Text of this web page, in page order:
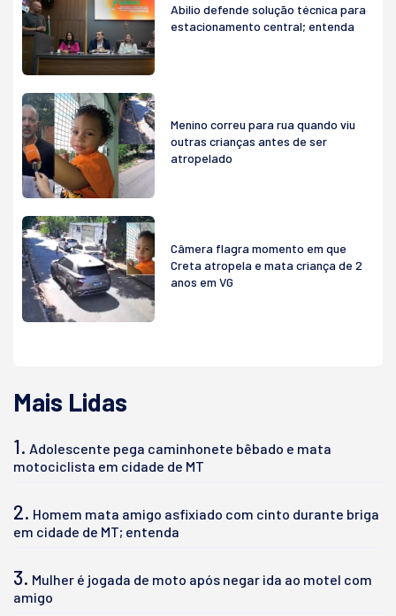
Abilio defende solução técnica para
estacionamento central; entenda
Menino correu para rua quando viu
outras crianças antes de ser
atropelado
Câmera flagra momento em que
Creta atropela e mata criança de 2
anos em VG
Mais Lidas
1. Adolescente pega caminhonete bêbado e mata
motociclista em cidade de MT
2. Homem mata amigo asfixiado com cinto durante briga
em cidade de MT; entenda
3. Mulher é jogada de moto após negar ida ao motel com
amigo